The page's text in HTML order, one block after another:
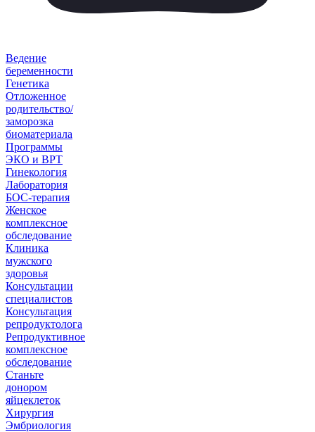
Ведение
беременности
Генетика
Отложенное
родительство/
заморозка
биоматериала
Программы
ЭКО и ВРТ
Гинекология
Лаборатория
БОС-терапия
Женское
комплексное
обследование
Клиника
мужского
здоровья
Консультации
специалистов
Консультация
репродуктолога
Репродуктивное
комплексное
обследование
Станьте
донором
яйцеклеток
Хирургия
Эмбриология